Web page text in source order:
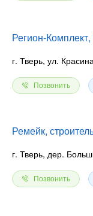
Регион-
г. Тверь, ул.
Позвонить
Ремейк,
г. Тверь, дер.
Позвонить